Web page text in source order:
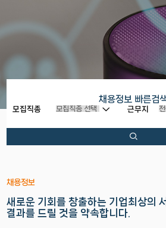
채용정보 빠른검
모집직종 근무지
채용정보
새로운 기회를 창출하는 기업최상의
결과를 드릴 것을 약속합니다.